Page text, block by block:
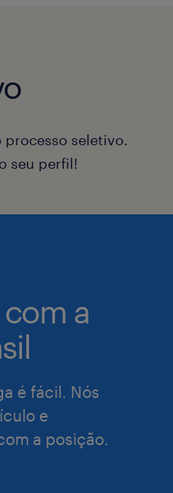
seletivo.
seu perfil!
a
é fácil. Nós
e
a posição.